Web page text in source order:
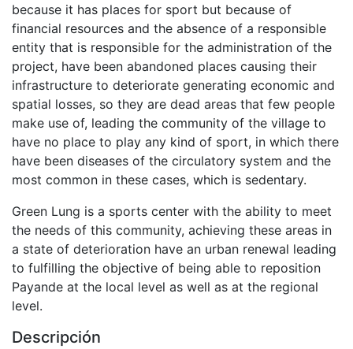
because it has places for sport but because of
financial resources and the absence of a responsible
entity that is responsible for the administration of the
project, have been abandoned places causing their
infrastructure to deteriorate generating economic and
spatial losses, so they are dead areas that few people
make use of, leading the community of the village to
have no place to play any kind of sport, in which there
have been diseases of the circulatory system and the
most common in these cases, which is sedentary.
Green Lung is a sports center with the ability to meet
the needs of this community, achieving these areas in
a state of deterioration have an urban renewal leading
to fulfilling the objective of being able to reposition
Payande at the local level as well as at the regional
level.
Descripción